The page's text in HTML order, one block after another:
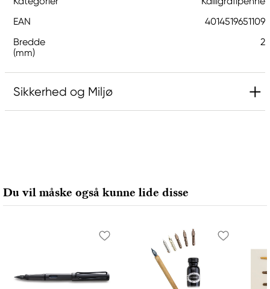
EAN
4014519651109
Bredde
(mm)
2
Sikkerhed og Miljø
Heidelberg, 69111, Germany
info@lamy.de
Du vil måske også kunne lide disse